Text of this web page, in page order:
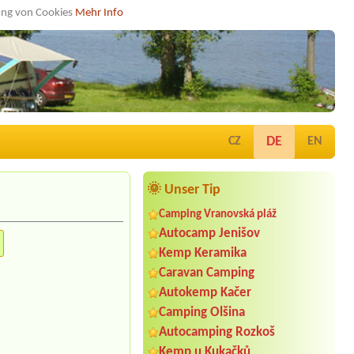
von Cookies Mehr Info
CZ DE EN
🌞 Unser Tip
Camping Vranovská pláž
Autocamp Jenišov
Kemp Keramika
Caravan Camping
Autokemp Kačer
Camping Olšina
Autocamping Rozkoš